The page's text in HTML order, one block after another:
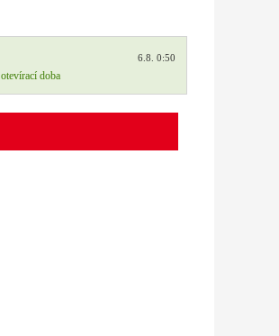
6.8. 0:50
otevírací doba